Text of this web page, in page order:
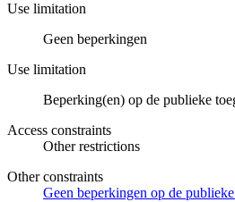
Use limitation
Geen beperkingen
Use limitation
Beperking(en) op de publieke
Access constraints
Other restrictions
Other constraints
Geen beperkingen op de